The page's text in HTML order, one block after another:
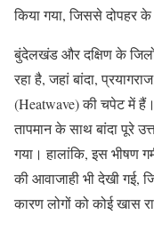
किया गया, जिससे दोपहर
बुंदेलखंड और दक्षिण के
रहा है, जहां बांदा,
(Heatwave) की चपेट में
तापमान के साथ बांदा पूरे
गया। हालांकि, इस भीषण
की आवाजाही भी देखी गई,
कारण लोगों को कोई खास